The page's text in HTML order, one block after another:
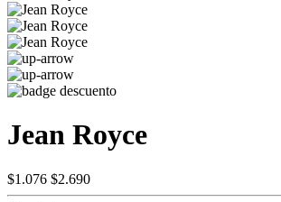
Jean Royce
$1.076 $2.690